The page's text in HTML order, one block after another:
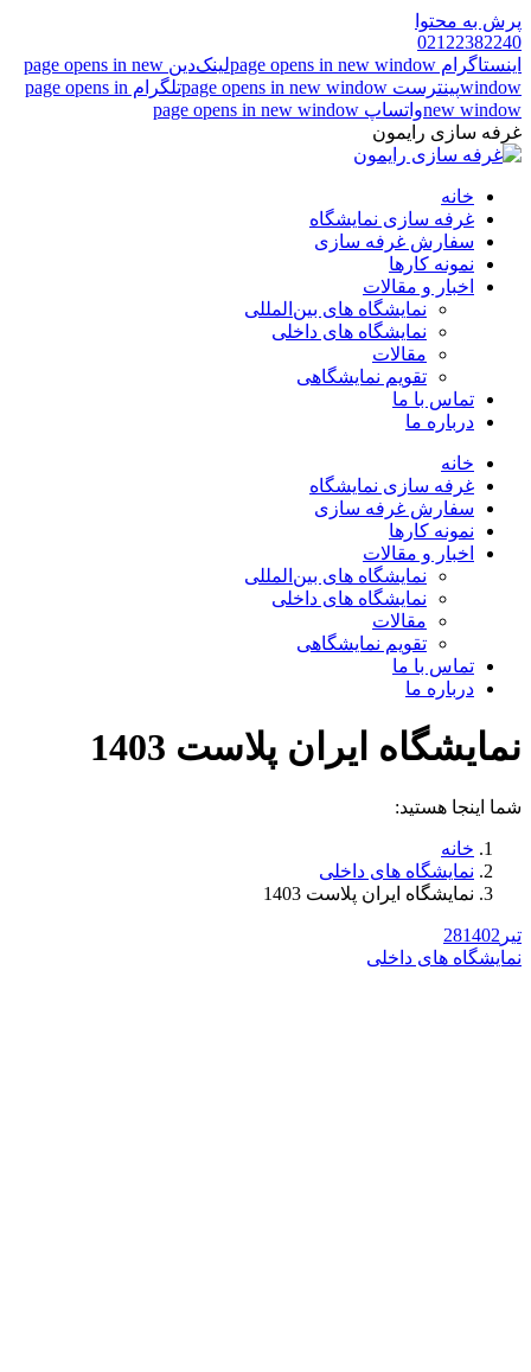
پرش به محتوا
02122382240
اینستاگرام page opens in new window
لینک‌دین page opens in new
windowپینترست page opens in new window
تلگرام page opens in
new windowواتساپ page opens in new window
غرفه سازی رایمون
خانه
غرفه سازی نمایشگاه
سفارش غرفه سازی
نمونه کارها
اخبار و مقالات
نمایشگاه های بین‌المللی
نمایشگاه های داخلی
مقالات
تقویم نمایشگاهی
تماس با ما
درباره ما
خانه
غرفه سازی نمایشگاه
سفارش غرفه سازی
نمونه کارها
اخبار و مقالات
نمایشگاه های بین‌المللی
نمایشگاه های داخلی
مقالات
تقویم نمایشگاهی
تماس با ما
درباره ما
نمایشگاه ایران پلاست 1403
شما اینجا هستید:
خانه
نمایشگاه های داخلی
نمایشگاه ایران پلاست 1403
تیر 281402
نمایشگاه های داخلی